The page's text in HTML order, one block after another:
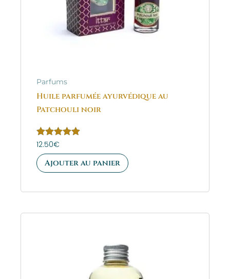
Parfums
Huile parfumée ayurvédique au
Patchouli noir
Note
sur 5
12.50€
Ajouter au panier